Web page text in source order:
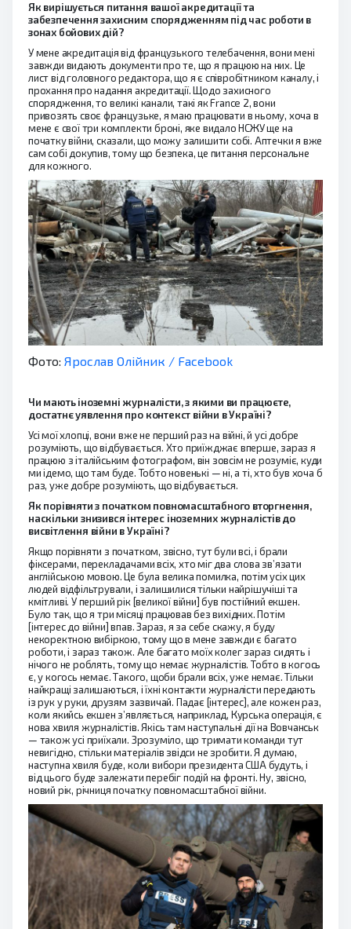
Як вирішується питання вашої акредитації та
забезпечення захисним спорядженням під час роботи в
зонах бойових дій?
У мене акредитація від французького телебачення, вони мені
завжди видають документи про те, що я працюю на них. Це
лист від головного редактора, що я є співробітником каналу, і
прохання про надання акредитації. Щодо захисного
спорядження, то великі канали, такі як France 2, вони
привозять своє французьке, я маю працювати в ньому, хоча в
мене є свої три комплекти броні, яке видало НСЖУ ще на
початку війни, сказали, що можу залишити собі. Аптечки я вже
сам собі докупив, тому що безпека, це питання персональне
для кожного.
Фото: Ярослав Олійник / Facebook
Чи мають іноземні журналісти, з якими ви працюєте,
достатнє уявлення про контекст війни в Україні?
Усі мої хлопці, вони вже не перший раз на війні, й усі добре
розуміють, що відбувається. Хто приїжджає вперше, зараз я
працюю з італійським фотографом, він зовсім не розуміє, куди
ми ідемо, що там буде. Тобто новенькі — ні, а ті, хто був хоча б
раз, уже добре розуміють, що відбувається.
Як порівняти з початком повномасштабного вторгнення,
наскільки знизився інтерес іноземних журналістів до
висвітлення війни в Україні?
Якщо порівняти з початком, звісно, тут були всі, і брали
фіксерами, перекладачами всіх, хто міг два слова зв’язати
англійською мовою. Це була велика помилка, потім усіх цих
людей відфільтрували, і залишилися тільки найрішучіші та
кмітливі. У перший рік [великої війни] був постійний екшен.
Було так, що я три місяці працював без вихідних. Потім
[інтерес до війни] впав. Зараз, я за себе скажу, я буду
некоректною вибіркою, тому що в мене завжди є багато
роботи, і зараз також. Але багато моїх колег зараз сидять і
нічого не роблять, тому що немає журналістів. Тобто в когось
є, у когось немає. Такого, щоби брали всіх, уже немає. Тільки
найкращі залишаються, і їхні контакти журналісти передають
із рук у руки, друзям зазвичай. Падає [інтерес], але кожен раз,
коли якийсь екшен з’являється, наприклад, Курська операція, є
нова хвиля журналістів. Якісь там наступальні дії на Вовчанськ
— також усі приїхали. Зрозуміло, що тримати команди тут
невигідно, стільки матеріалів звідси не зробити. Я думаю,
наступна хвиля буде, коли вибори президента США будуть, і
від цього буде залежати перебіг подій на фронті. Ну, звісно,
новий рік, річниця початку повномасштабної війни.